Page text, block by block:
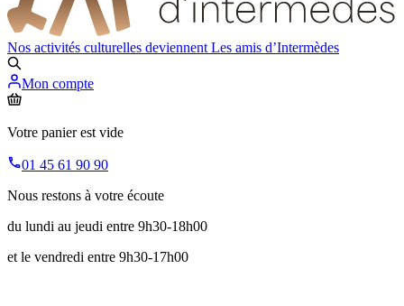
Nos activités culturelles deviennent Les amis d’Intermèdes
Mon compte
Votre panier est vide
01 45 61 90 90
Nous restons à votre écoute
du lundi au jeudi entre 9h30-18h00
et le vendredi entre 9h30-17h00